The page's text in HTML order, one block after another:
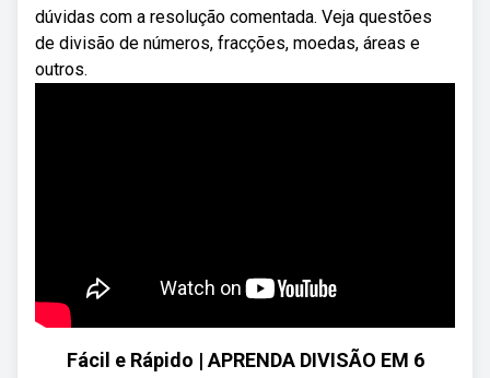
dúvidas com a resolução comentada. Veja questões
de divisão de números, fracções, moedas, áreas e
outros.
Fácil e Rápido | APRENDA DIVISÃO EM 6